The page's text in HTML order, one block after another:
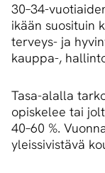
30–34-
ikään suosituin
terveys- ja
kauppa-,
Tasa-alalla
opiskelee tai
40–60 %.
yleissivistävä